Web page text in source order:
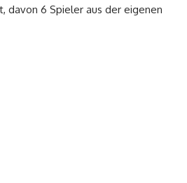
6 Spieler aus der eigenen